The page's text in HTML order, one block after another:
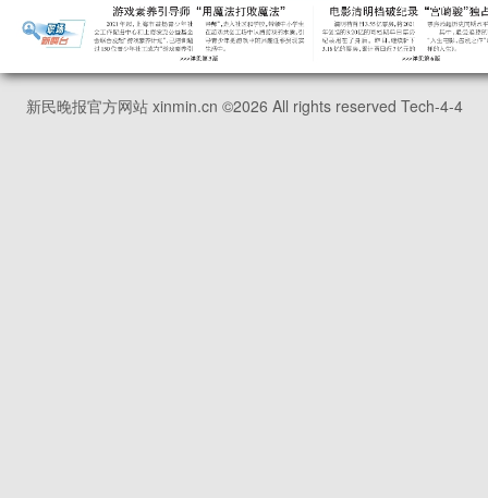
新民晚报官方网站 xinmin.cn ©2026 All rights reserved Tech-4-4